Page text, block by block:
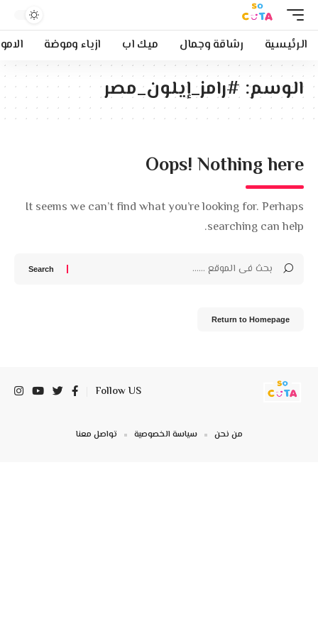
الرئيسية رشاقة وجمال ميك اب ازياء وموضة
الوسم: #رامز_إيلون_مصر
Oops! Nothing here
It seems we can’t find what you’re looking for. Perhaps
searching can help.
Return to Homepage
Follow US
من نحن سياسة الخصوصية تواصل معنا